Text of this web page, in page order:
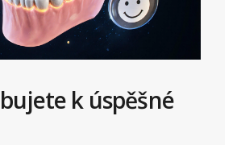
k úspěšné